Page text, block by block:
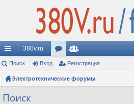
с
ы
лк
380v.ru
ор
ум
ол
ьз
Поиск Вход Регистрация
Электротехнические форумы
Поиск